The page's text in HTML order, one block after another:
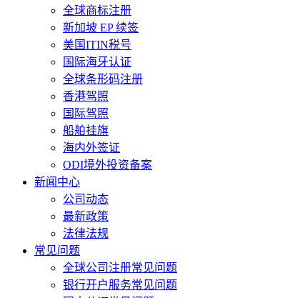
全球商标注册
新加坡 EP 续签
美国ITIN税号
国际海牙认证
全球条形码注册
香港驾照
国际驾照
船舶挂旗
海内外签证
ODI境外投资备案
新闻中心
公司动态
最新政策
法律法规
常见问题
全球公司注册常见问题
银行开户服务常见问题